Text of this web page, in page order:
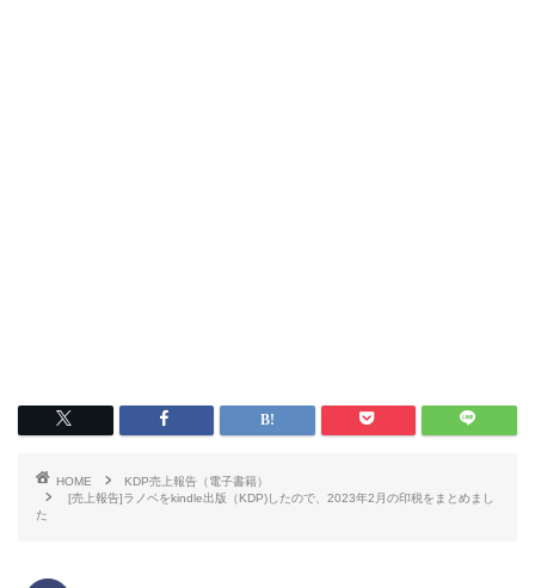
HOME
KDP売上報告（電子書籍）
[売上報告]ラノベをkindle出版（KDP)したので、2023年2月の印税をまとめまし
た